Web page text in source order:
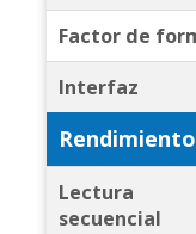
Factor de
Interfaz
Rendimiento
Lectura
secuencial